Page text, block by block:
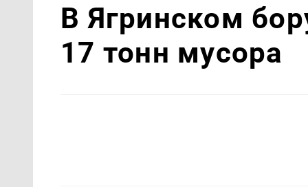
В Ягринском
17 тонн мусора